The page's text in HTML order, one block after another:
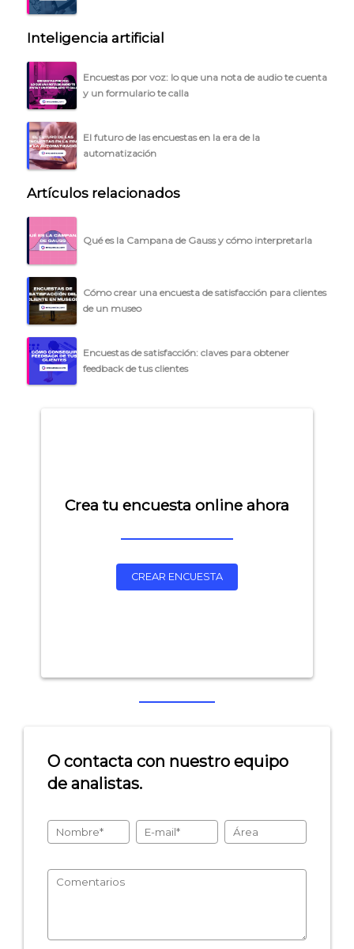
Inteligencia artificial
Encuestas por voz: lo que una nota de audio te cuenta
y un formulario te calla
El futuro de las encuestas en la era de la
automatización
Artículos relacionados
Qué es la Campana de Gauss y cómo interpretarla
Cómo crear una encuesta de satisfacción para clientes
de un museo
Encuestas de satisfacción: claves para obtener
feedback de tus clientes
Crea tu encuesta online ahora
CREAR ENCUESTA
O contacta con nuestro equipo
de analistas.